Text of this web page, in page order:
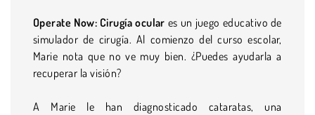
Operate Now: Cirugía ocular es un juego educativo de
simulador de cirugía. Al comienzo del curso escolar,
Marie nota que no ve muy bien. ¿Puedes ayudarla a
recuperar la visión?
A Marie le han diagnosticado cataratas, una